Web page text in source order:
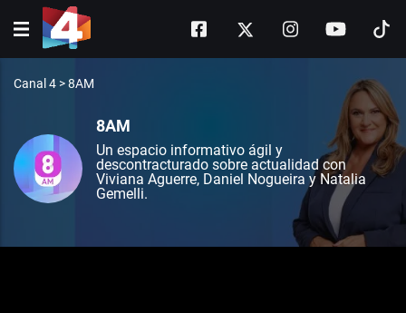
Canal 4 >8AM
8AM
Un espacio informativo ágil y
descontracturado sobre actualidad con
Viviana Aguerre, Daniel Nogueira y Natalia
Gemelli.